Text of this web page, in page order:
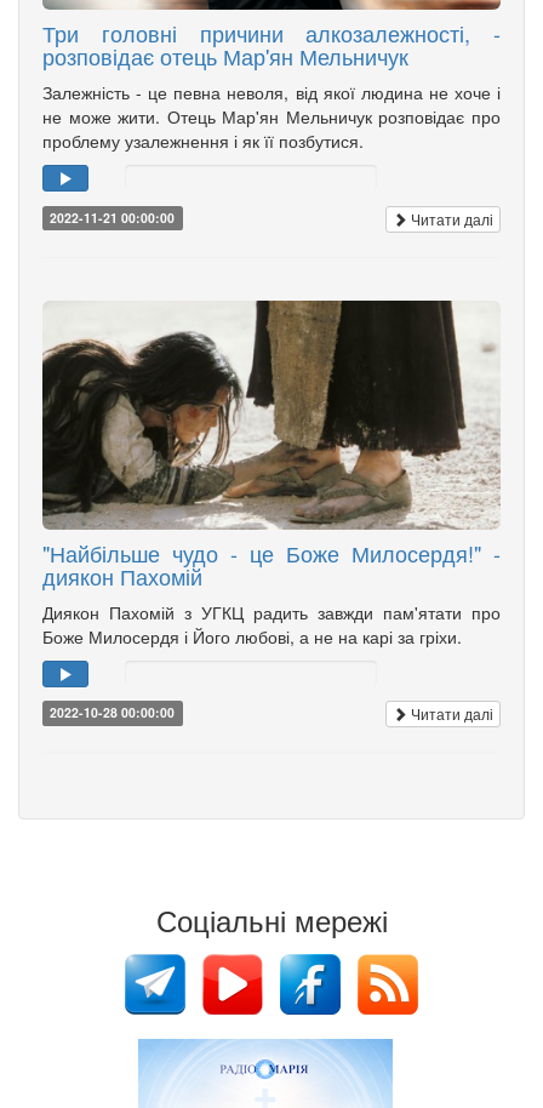
Три головні причини алкозалежності, -
розповідає отець Мар'ян Мельничук
Залежність - це певна неволя, від якої людина не хоче і
не може жити. Отець Мар'ян Мельничук розповідає про
проблему узалежнення і як її позбутися.
2022-11-21 00:00:00 Читати далі
"Найбільше чудо - це Боже Милосердя!" -
диякон Пахомій
Диякон Пахомій з УГКЦ радить завжди пам'ятати про
Боже Милосердя і Його любові, а не на карі за гріхи.
2022-10-28 00:00:00 Читати далі
Соціальні мережі